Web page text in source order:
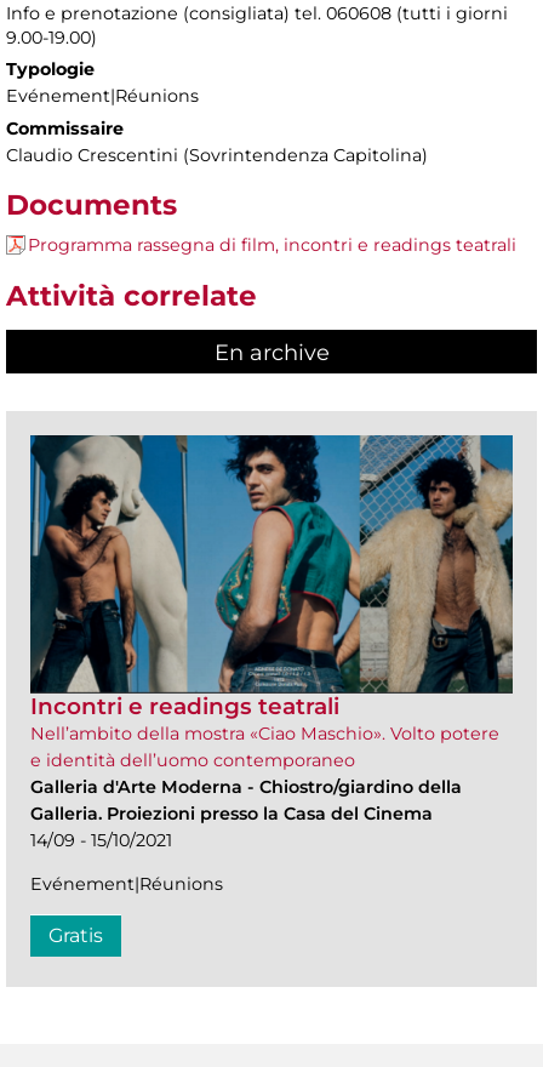
Info e prenotazione (consigliata) tel. 060608 (tutti i giorni
9.00-19.00)
Typologie
Evénement|Réunions
Commissaire
Claudio Crescentini (Sovrintendenza Capitolina)
Documents
Programma rassegna di film, incontri e readings teatrali
Attività correlate
En archive
Incontri e readings teatrali
Nell’ambito della mostra «Ciao Maschio». Volto potere
e identità dell’uomo contemporaneo
Galleria d'Arte Moderna - Chiostro/giardino della
Galleria. Proiezioni presso la Casa del Cinema
14/09 - 15/10/2021
Evénement|Réunions
Gratis